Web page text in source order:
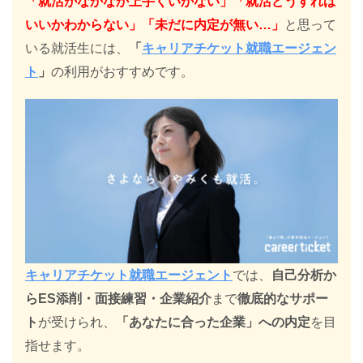
いいかわからない」「未だに内定が無い…」 と思って
いる就活生には、
「 キャリアチケット就職エージェン
ト 」 の利用がおすすめです。
キャリアチケット就職エージェント では、
自己分析か
らES添削・面接練習・企業紹介まで徹底的なサポー
ト が受けられ、 「あなたに合った企業」への内定を目
指せます。